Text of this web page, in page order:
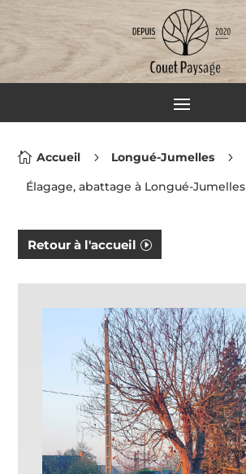
 Accueil 5 Longué-Jumelles
5
Élagage, abattage à Longué-Jumelles
Retour à l'accueil